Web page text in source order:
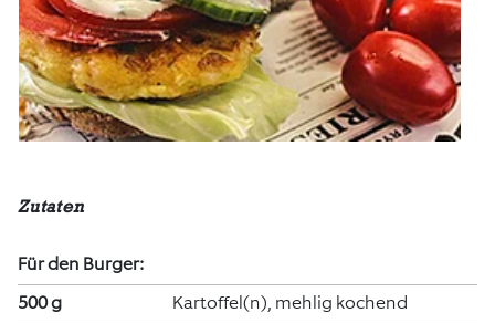
Zutaten
Für den Burger:
500 g
Kartoffel(n), mehlig kochend